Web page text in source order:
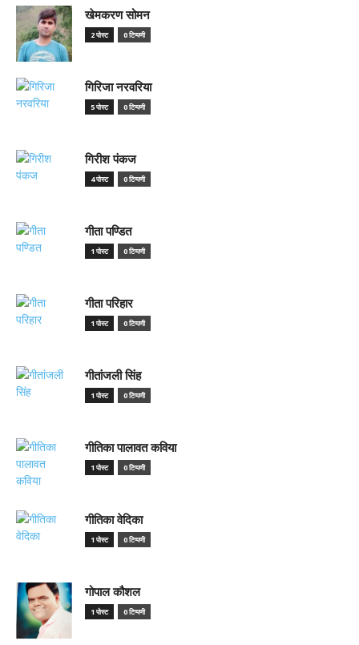
खेमकरण सोमन
2 पोस्ट 0 टिप्पणी
गिरिजा नरवरिया
5 पोस्ट 0 टिप्पणी
गिरीश पंकज
4 पोस्ट 0 टिप्पणी
गीता पण्डित
1 पोस्ट 0 टिप्पणी
गीता परिहार
1 पोस्ट 0 टिप्पणी
गीतांजली सिंह
1 पोस्ट 0 टिप्पणी
गीतिका पालावत कविया
1 पोस्ट 0 टिप्पणी
गीतिका वेदिका
1 पोस्ट 0 टिप्पणी
गोपाल कौशल
1 पोस्ट 0 टिप्पणी